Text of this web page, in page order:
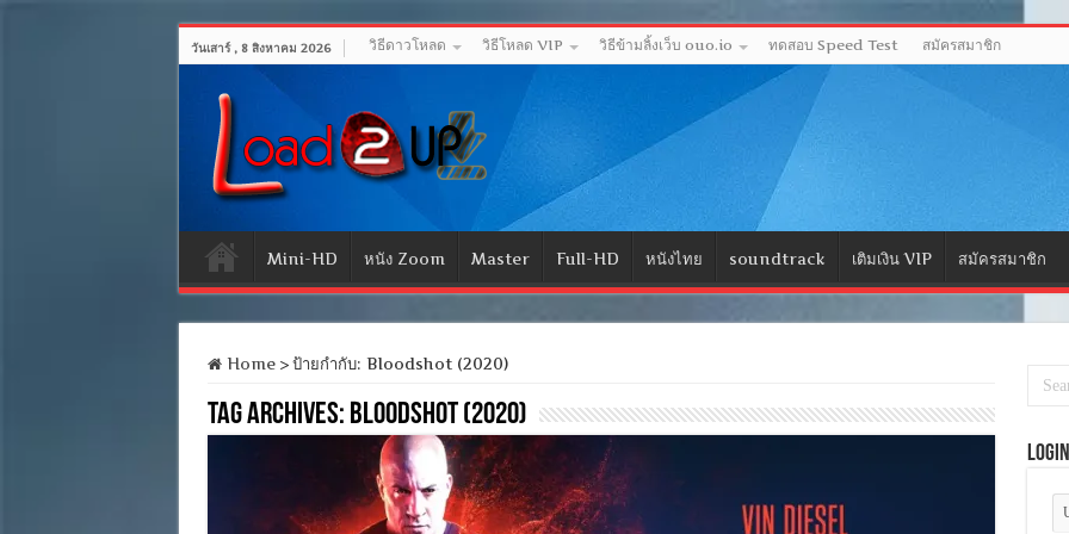
วันเสาร์ , 8 สิงหาคม 2026 วิธีดาวโหลด วิธีโหลด VIP วิธีข้ามลิ้งเว็บ ouo.io ทดสอบ Speed Test สมัครสมาชิก
Mini-HD หนัง Zoom Master Full-HD หนังไทย soundtrack เติมเงิน VIP สมัครสมาชิก
Home > ป้ายกำกับ: Bloodshot (2020)
Tag Archives: Bloodshot (2020)
Login